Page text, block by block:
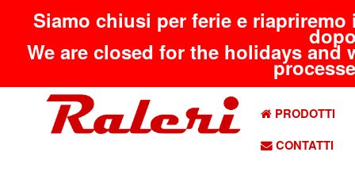
Siamo chiusi per ferie e
We are closed for the holidays
PRODOTTI
CONTATTI